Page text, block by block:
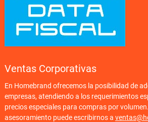
Ventas Corporativas
En Homebrand ofrecemos la posibilidad de
empresas, atendiendo a los requerimientos
precios especiales para compras por
asesoramiento puede escribirnos a